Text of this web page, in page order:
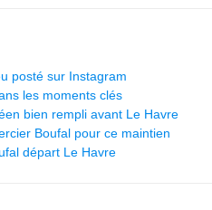
posté sur Instagram
les moments clés
bien rempli avant Le Havre
Boufal pour ce maintien
départ Le Havre